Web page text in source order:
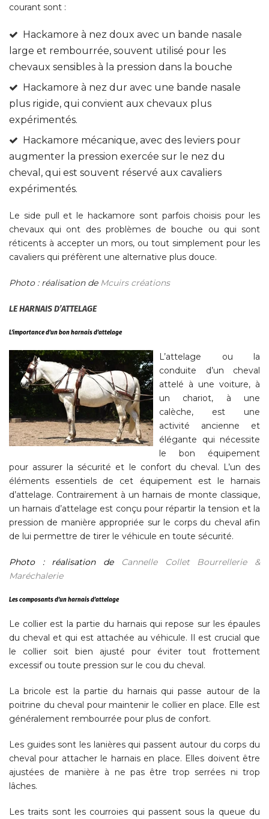
courant sont :
Hackamore à nez doux avec un bande nasale
large et rembourrée, souvent utilisé pour les
chevaux sensibles à la pression dans la bouche
Hackamore à nez dur avec une bande nasale
plus rigide, qui convient aux chevaux plus
expérimentés.
Hackamore mécanique, avec des leviers pour
augmenter la pression exercée sur le nez du
cheval, qui est souvent réservé aux cavaliers
expérimentés.
Le side pull et le hackamore sont parfois choisis pour les
chevaux qui ont des problèmes de bouche ou qui sont
réticents à accepter un mors, ou tout simplement pour les
cavaliers qui préfèrent une alternative plus douce.
Photo : réalisation de Mcuirs créations
LE HARNAIS D’ATTELAGE
L’importance d’un bon harnais d’attelage
L’attelage ou la
conduite d’un cheval
attelé à une voiture, à
un chariot, à une
calèche, est une
activité ancienne et
élégante qui nécessite
le bon équipement
pour assurer la sécurité et le confort du cheval. L’un des
éléments essentiels de cet équipement est le harnais
d’attelage. Contrairement à un harnais de monte classique,
un harnais d’attelage est conçu pour répartir la tension et la
pression de manière appropriée sur le corps du cheval afin
de lui permettre de tirer le véhicule en toute sécurité.
Photo : réalisation de Cannelle Collet Bourrellerie &
Maréchalerie
Les composants d’un harnais d’attelage
Le collier est la partie du harnais qui repose sur les épaules
du cheval et qui est attachée au véhicule. Il est crucial que
le collier soit bien ajusté pour éviter tout frottement
excessif ou toute pression sur le cou du cheval.
La bricole est la partie du harnais qui passe autour de la
poitrine du cheval pour maintenir le collier en place. Elle est
généralement rembourrée pour plus de confort.
Les guides sont les lanières qui passent autour du corps du
cheval pour attacher le harnais en place. Elles doivent être
ajustées de manière à ne pas être trop serrées ni trop
lâches.
Les traits sont les courroies qui passent sous la queue du